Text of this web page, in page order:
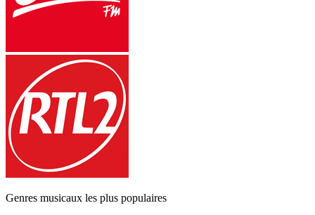
Genres musicaux les plus populaires